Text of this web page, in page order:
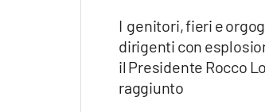
Vai
I genitori, fieri e
dirigenti con
il Presidente Rocco
raggiunto